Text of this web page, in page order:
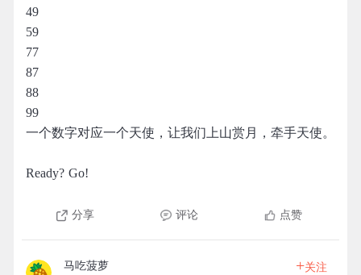
49
59
77
87
88
99
一个数字对应一个天使，让我们上山赏月，牵手天使。
Ready? Go!
分享 评论 点赞
马吃菠萝 +关注